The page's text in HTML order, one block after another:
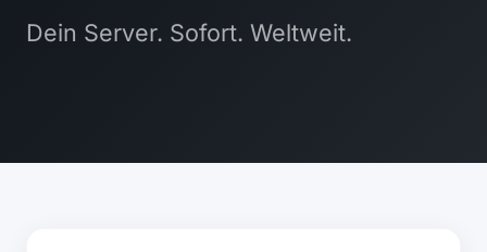
Dein Server. Sofort. Weltweit.